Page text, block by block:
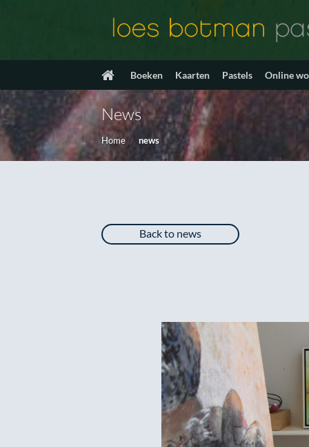
Boeken Kaarten Pastels Online
News
Home / news
Back to news